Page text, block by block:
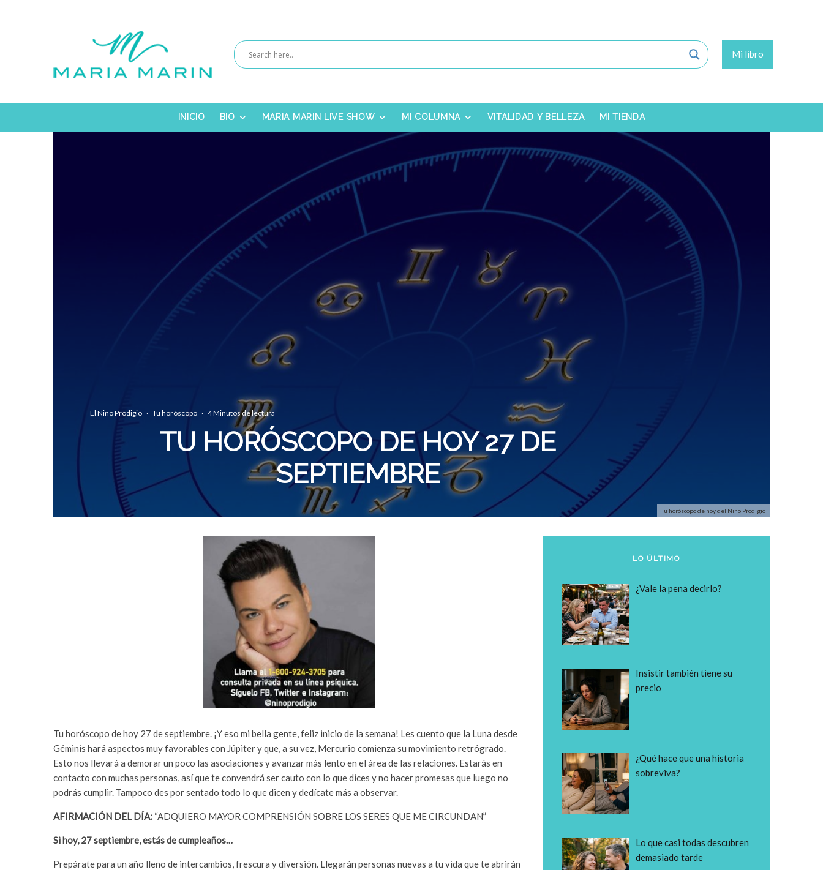
Mi libro
INICIO BIO MARIA MARIN LIVE SHOW MI COLUMNA VITALIDAD Y BELLEZA MI TIENDA
Tu horóscopo de hoy del Niño Prodigio
El Niño Prodigio · Tu horóscopo · 4 Minutos de lectura
TU HORÓSCOPO DE HOY 27 DE
SEPTIEMBRE
Tu horóscopo de hoy 27 de septiembre. ¡Y eso mi bella gente, feliz inicio de la semana! Les cuento que la Luna desde
Géminis hará aspectos muy favorables con Júpiter y que, a su vez, Mercurio comienza su movimiento retrógrado.
Esto nos llevará a demorar un poco las asociaciones y avanzar más lento en el área de las relaciones. Estarás en
contacto con muchas personas, así que te convendrá ser cauto con lo que dices y no hacer promesas que luego no
podrás cumplir. Tampoco des por sentado todo lo que dicen y dedícate más a observar.
AFIRMACIÓN DEL DÍA: “ADQUIERO MAYOR COMPRENSIÓN SOBRE LOS SERES QUE ME CIRCUNDAN”
Si hoy, 27 septiembre, estás de cumpleaños…
Prepárate para un año lleno de intercambios, frescura y diversión. Llegarán personas nuevas a tu vida que te abrirán
LO ÚLTIMO
¿Vale la pena decirlo?
Insistir también tiene su
precio
¿Qué hace que una historia
sobreviva?
Lo que casi todas descubren
demasiado tarde